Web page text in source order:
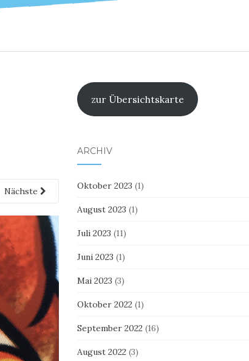
Nächste
zur Übersichtskarte
ARCHIV
Oktober 2023 (1)
August 2023 (1)
Juli 2023 (11)
Juni 2023 (1)
Mai 2023 (3)
Oktober 2022(1)
September 2022(16)
August 2022(3)